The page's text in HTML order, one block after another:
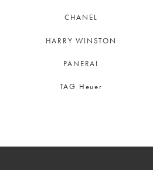
CHANEL
HARRY WINSTON
PANERAI
TAG Heuer